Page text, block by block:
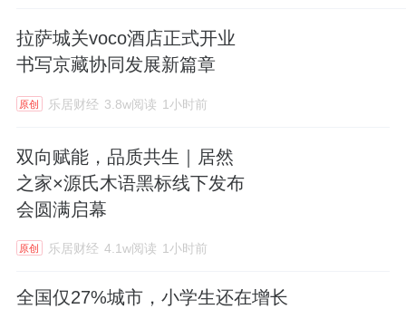
拉萨城关voco酒店正式开业
书写京藏协同发展新篇章
原创 乐居财经 3.8w阅读 1小时前
双向赋能，品质共生｜居然
之家×源氏木语黑标线下发布
会圆满启幕
原创 乐居财经 4.1w阅读 1小时前
全国仅27%城市，小学生还在增长